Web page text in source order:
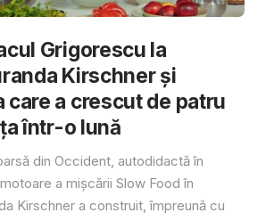
Grigorescu la
Kirschner și
care a crescut de patru
într-o lună
din Occident, autodidactă în
a mișcării Slow Food în
Kirschner a construit, împreună cu